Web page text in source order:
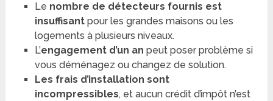
Le nombre de détecteurs fournis est
insuffisantpour les grandes maisons ou les
logements à plusieurs niveaux.
L’engagement d’un an peut poser problème si
vous déménagez ou changez de solution.
Les frais d’installation sont
incompressibles, et aucun crédit d’impôt n’est